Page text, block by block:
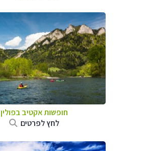
חופשות אקטיב בפולין
לחץ לפרטים